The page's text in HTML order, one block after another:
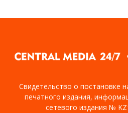
Свидетельство о постановке
печатного издания,
сетевого издания №